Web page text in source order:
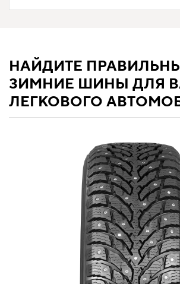
НАЙДИТЕ
ЗИМНИЕ ШИНЫ ДЛЯ
ЛЕГКОВОГО